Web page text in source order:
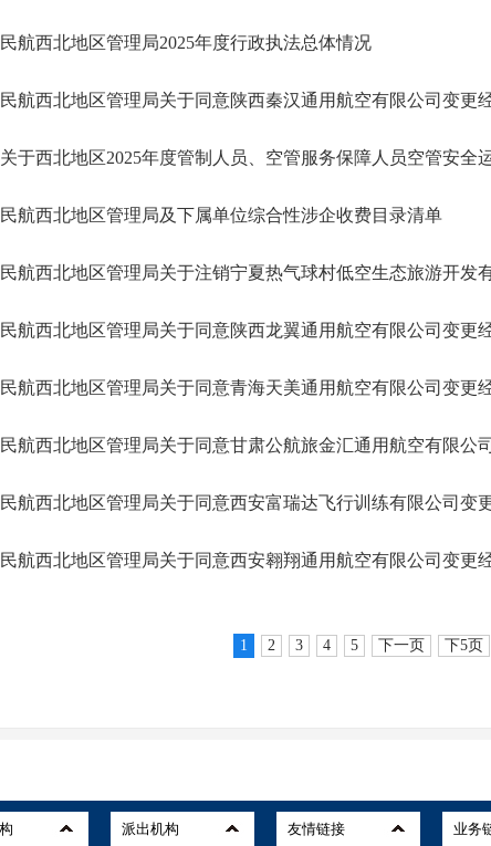
民航西北地区管理局2025年度行政执法总体情况
民航西北地区管理局关于同意陕西秦汉通用航空有限公司变更
关于西北地区2025年度管制人员、空管服务保障人员空管安全
民航西北地区管理局及下属单位综合性涉企收费目录清单
民航西北地区管理局关于注销宁夏热气球村低空生态旅游开发
民航西北地区管理局关于同意陕西龙翼通用航空有限公司变更
民航西北地区管理局关于同意青海天美通用航空有限公司变更
民航西北地区管理局关于同意甘肃公航旅金汇通用航空有限公
民航西北地区管理局关于同意西安富瑞达飞行训练有限公司变
民航西北地区管理局关于同意西安翱翔通用航空有限公司变更
1 2 3 4 5 下一页 下5页